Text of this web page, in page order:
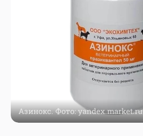
Азинокс. Фото: yandex.market.ru